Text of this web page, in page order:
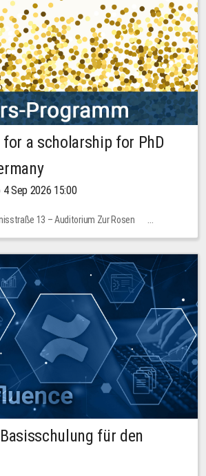
a scholarship for PhD
Sep 2026 15:00
13 – Auditorium Zur Rosen
für den